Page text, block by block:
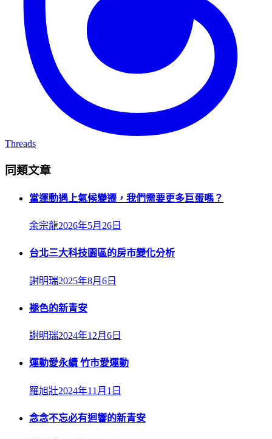
Threads
同類文章
當運動遇上氣候變遷，我們需要更多巨蛋嗎？
余宗龍2026年5月26日
台北三大科技園區的房市變化分析
謝明瑞2025年8月6日
褪色的新青安
謝明瑞2024年12月6日
運動愛永續 竹市愛運動
羅旭壯2024年11月1日
念念不忘必有迴響的新青安